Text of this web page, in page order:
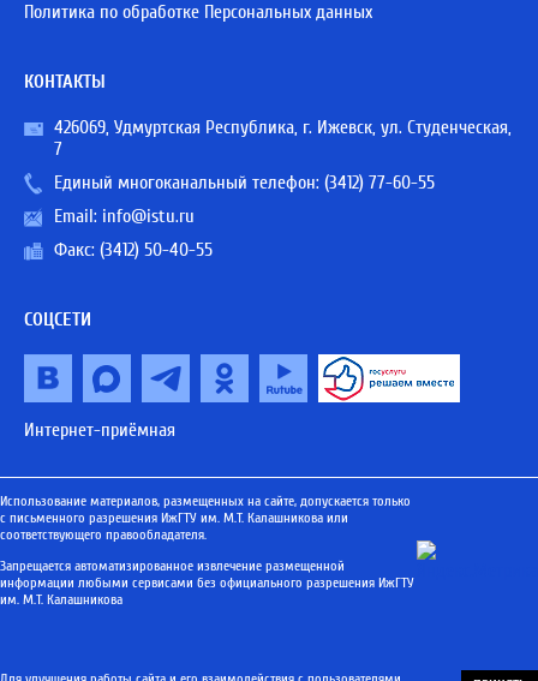
Политика по обработке Персональных данных
КОНТАКТЫ
426069, Удмуртская Республика, г. Ижевск, ул. Студенческая,
7
Единый многоканальный телефон: (3412) 77-60-55
Email: info@istu.ru
Факс: (3412) 50-40-55
СОЦСЕТИ
Интернет-приёмная
Использование материалов, размещенных на сайте, допускается только
с письменного разрешения ИжГТУ им. М.Т. Калашникова или
соответствующего правообладателя.
Запрещается автоматизированное извлечение размещенной
информации любыми сервисами без официального разрешения ИжГТУ
им. М.Т. Калашникова